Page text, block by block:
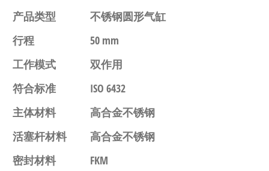
产品类型
不锈钢圆形气缸
行程
50 mm
工作模式
双作用
符合标准
ISO 6432
主体材料
高合金不锈钢
活塞杆材料
高合金不锈钢
密封材料
FKM